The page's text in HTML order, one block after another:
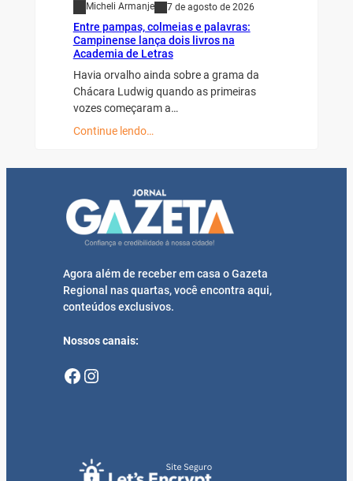
Micheli Armanje 7 de agosto de 2026
Entre pampas, colmeias e palavras:
Campinense lança dois livros na
Academia de Letras
Havia orvalho ainda sobre a grama da
Chácara Ludwig quando as primeiras
vozes começaram a…
Continue lendo…
Agora além de receber em casa o Gazeta
Regional nas quartas, você encontra aqui,
conteúdos exclusivos.
Nossos canais:
Facebook Instagram